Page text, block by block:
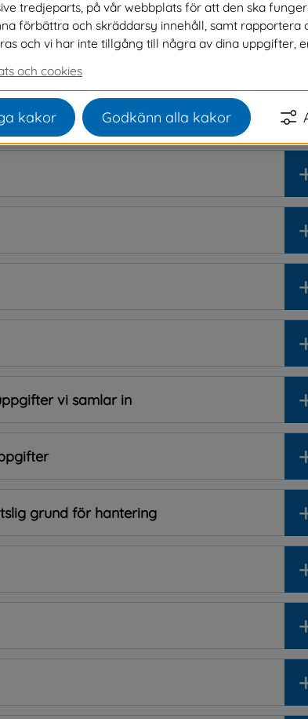
hur vi hanterar dina personuppgifter.
vi samlar in
grund för hantering
tredjeparts, på vår webbplats för att den ska
förbättra och skräddarsy innehåll, samt rapportera
och vi har inte tillgång till några av dina uppgifter,
och cookies
kakor Godkänn alla kakor